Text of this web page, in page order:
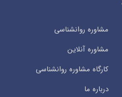
مشاوره روانشناسی
مشاوره آنلاین
کارگاه مشاوره روانشناسی
درباره ما